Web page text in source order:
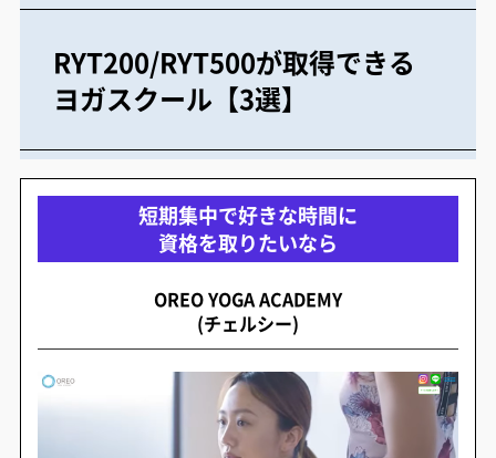
RYT200/RYT500が取得できる
ヨガスクール【3選】
短期集中で好きな時間に
資格を取りたいなら
OREO YOGA ACADEMY
(チェルシー)